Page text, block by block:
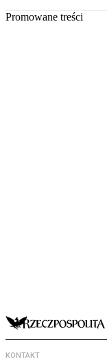
Promowane treści
KONTAKT